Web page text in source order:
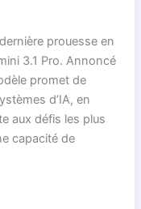
prouesse en
3.1 Pro. Annoncé
promet de
d’IA, en
aux défis les plus
capacité de